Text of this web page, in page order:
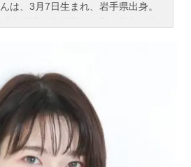
んは、3月7日生まれ、岩手県出身。
らでは、照井春佳さんのオススメ記
事をご紹介！